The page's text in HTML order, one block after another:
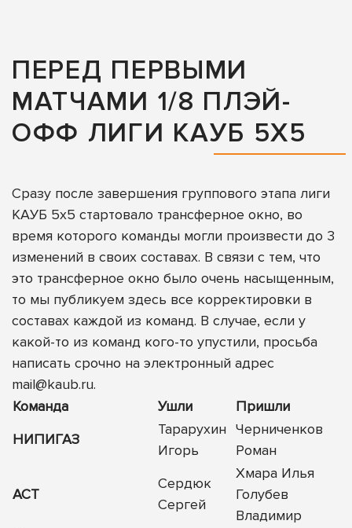
ПЕРЕД ПЕРВЫМИ
МАТЧАМИ 1/8 ПЛЭЙ-
ОФФ ЛИГИ КАУБ 5Х5
Сразу после завершения группового этапа лиги
КАУБ 5х5 стартовало трансферное окно, во
время которого команды могли произвести до 3
изменений в своих составах. В связи с тем, что
это трансферное окно было очень насыщенным,
то мы публикуем здесь все корректировки в
составах каждой из команд. В случае, если у
какой-то из команд кого-то упустили, просьба
написать срочно на электронный адрес
mail@kaub.ru.
Команда
Ушли
Пришли
НИПИГАЗ
Тарарухин
Игорь
Черниченков
Роман
АСТ
Сердюк
Сергей
Хмара Илья
Голубев
Владимир